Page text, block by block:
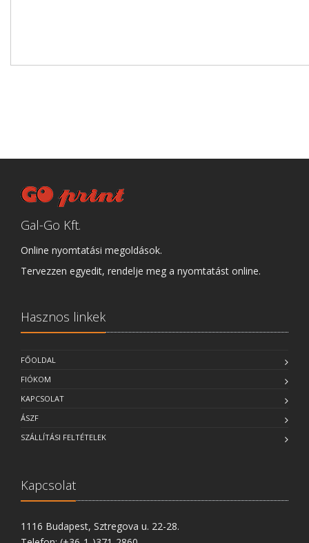
Gal-Go Kft.
Online nyomtatási megoldások.
Tervezzen egyedit, rendelje meg a nyomtatást online.
Hasznos linkek
FŐOLDAL
FIÓKOM
KAPCSOLAT
ÁSZF
SZÁLLÍTÁSI FELTÉTELEK
Kapcsolat
1116 Budapest, Sztregova u. 22-28.